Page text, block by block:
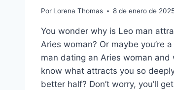
Por Lorena Thomas 8 de enero de
You wonder why is Leo man
Aries woman? Or maybe you’re
man dating an Aries woman and
know what attracts you so
better half? Don’t worry, you’ll